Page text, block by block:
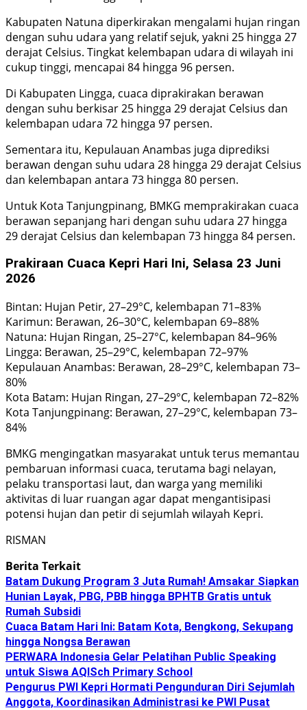
Kabupaten Natuna diperkirakan mengalami hujan ringan
dengan suhu udara yang relatif sejuk, yakni 25 hingga 27
derajat Celsius. Tingkat kelembapan udara di wilayah ini
cukup tinggi, mencapai 84 hingga 96 persen.
Di Kabupaten Lingga, cuaca diprakirakan berawan
dengan suhu berkisar 25 hingga 29 derajat Celsius dan
kelembapan udara 72 hingga 97 persen.
Sementara itu, Kepulauan Anambas juga diprediksi
berawan dengan suhu udara 28 hingga 29 derajat Celsius
dan kelembapan antara 73 hingga 80 persen.
Untuk Kota Tanjungpinang, BMKG memprakirakan cuaca
berawan sepanjang hari dengan suhu udara 27 hingga
29 derajat Celsius dan kelembapan 73 hingga 84 persen.
Prakiraan Cuaca Kepri Hari Ini, Selasa 23 Juni
2026
Bintan: Hujan Petir, 27–29°C, kelembapan 71–83%
Karimun: Berawan, 26–30°C, kelembapan 69–88%
Natuna: Hujan Ringan, 25–27°C, kelembapan 84–96%
Lingga: Berawan, 25–29°C, kelembapan 72–97%
Kepulauan Anambas: Berawan, 28–29°C, kelembapan 73–
80%
Kota Batam: Hujan Ringan, 27–29°C, kelembapan 72–82%
Kota Tanjungpinang: Berawan, 27–29°C, kelembapan 73–
84%
BMKG mengingatkan masyarakat untuk terus memantau
pembaruan informasi cuaca, terutama bagi nelayan,
pelaku transportasi laut, dan warga yang memiliki
aktivitas di luar ruangan agar dapat mengantisipasi
potensi hujan dan petir di sejumlah wilayah Kepri.
RISMAN
Berita Terkait
Batam Dukung Program 3 Juta Rumah! Amsakar Siapkan
Hunian Layak, PBG, PBB hingga BPHTB Gratis untuk
Rumah Subsidi
Cuaca Batam Hari Ini: Batam Kota, Bengkong, Sekupang
hingga Nongsa Berawan
PERWARA Indonesia Gelar Pelatihan Public Speaking
untuk Siswa AQISch Primary School
Pengurus PWI Kepri Hormati Pengunduran Diri Sejumlah
Anggota, Koordinasikan Administrasi ke PWI Pusat